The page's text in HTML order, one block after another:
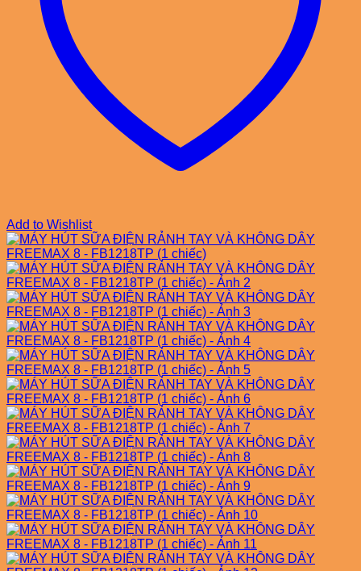
Add to Wishlist